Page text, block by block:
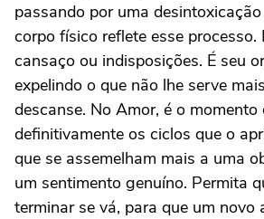
passando por uma
corpo físico reflete esse processo.
cansaço ou indisposições. É seu
expelindo o que não lhe serve
descanse. No Amor, é o momento
definitivamente os ciclos que o
que se assemelham mais a uma
um sentimento genuíno. Permita
terminar se vá, para que um novo